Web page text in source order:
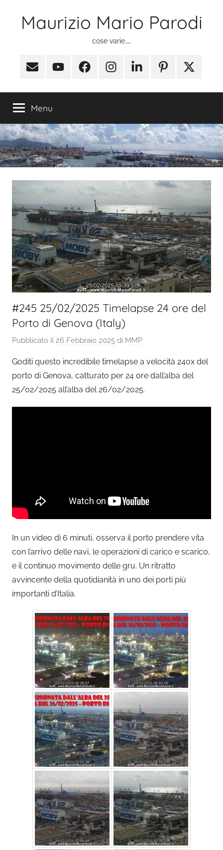
Maurizio Mario Parodi
cose varie……
Email YoutubeFacebookInstagramLinkedinPinterest
X
Twitter)
Menu
#245 25/02/2025 Timelapse 24 ore del
Porto di Genova (Italy)
Pubblicato il 26 Febbraio 2025 di MMP
Goditi questo incredibile timelapse a velocità 240x del
porto di Genova, catturato per 24 ore dall’alba del
25/02/2025 all’alba del 26/02/2025.
In un video di 6 minuti, osserva il porto prendere vita
con l’arrivo delle navi, le operazioni di carico e scarico,
e il continuo movimento delle gru. Un ritratto
avvincente della quotidianità in uno dei porti più
importanti d’Italia.